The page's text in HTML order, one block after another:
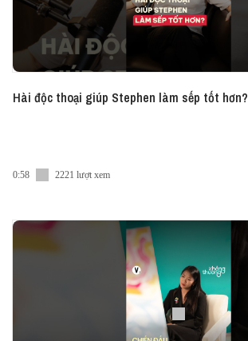
Hài độc thoại giúp Stephen làm sếp tốt hơn?
0:58 2221 lượt xem